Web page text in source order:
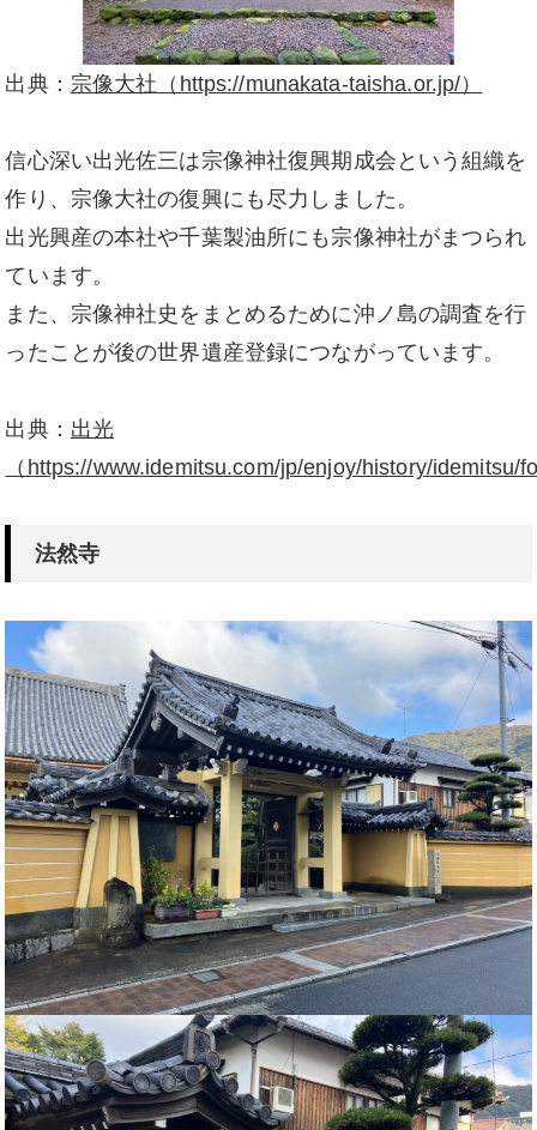
出典： 宗像大社（https://munakata-taisha.or.jp/）
信心深い出光佐三は宗像神社復興期成会という組織を
作り、宗像大社の復興にも尽力しました。
出光興産の本社や千葉製油所にも宗像神社がまつられ
ています。
また、宗像神社史をまとめるために沖ノ島の調査を行
ったことが後の世界遺産登録につながっています。
出典： 出光
（https://www.idemitsu.com/jp/enjoy/history/idemitsu/
法然寺